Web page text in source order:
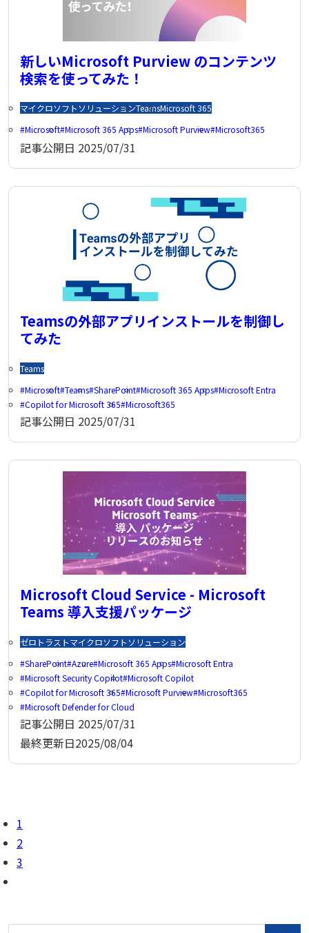
新しいMicrosoft Purview のコンテンツ
検索を使ってみた！
マイクロソフトソリューションTeamsMicrosoft 365
Microsoft Microsoft 365 Apps Microsoft Purview Microsoft365
記事公開日 2025/07/31
Teamsの外部アプリインストールを制御し
てみた
Teams
Microsoft Teams SharePoint Microsoft 365 Apps Microsoft Entra
Copilot for Microsoft 365 Microsoft365
記事公開日 2025/07/31
Microsoft Cloud Service - Microsoft
Teams 導入支援パッケージ
ゼロトラストマイクロソフトソリューション
SharePoint Azure Microsoft 365 Apps Microsoft Entra
Microsoft Security Copilot Microsoft Copilot
Copilot for Microsoft 365 Microsoft Purview Microsoft365
Microsoft Defender for Cloud
記事公開日 2025/07/31
最終更新日2025/08/04
1
2
3